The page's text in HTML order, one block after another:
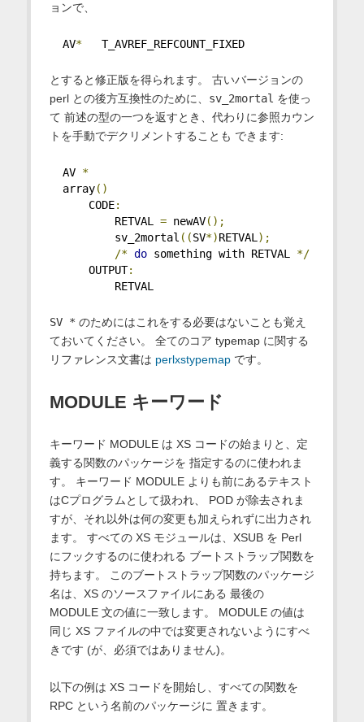
ョンで、
AV* T_AVREF_REFCOUNT_FIXED
とすると修正版を得られます。 古いバージョンの
perl との後方互換性のために、 sv_2mortal を使っ
て 前述の型の一つを返すとき、代わりに参照カウン
トを手動でデクリメントすることも できます:
AV *
array()
CODE:
RETVAL = newAV();
sv_2mortal ((SV*)RETVAL);
/* do something with RETVAL */
OUTPUT:
RETVAL
SV * のためにはこれをする必要はないことも覚え
ておいてください。 全てのコア typemap に関する
リファレンス文書は perlxstypemapです。
MODULE キーワード
キーワード MODULE は XS コードの始まりと、定
義する関数のパッケージを 指定するのに使われま
す。 キーワード MODULE よりも前にあるテキスト
はCプログラムとして扱われ、 POD が除去されま
すが、それ以外は何の変更も加えられずに出力され
ます。 すべての XS モジュールは、XSUB を Perl
にフックするのに使われる ブートストラップ関数を
持ちます。 このブートストラップ関数のパッケージ
名は、XS のソースファイルにある 最後の
MODULE 文の値に一致します。 MODULE の値は
同じ XS ファイルの中では変更されないようにすべ
きです (が、必須ではありません)。
以下の例は XS コードを開始し、すべての関数を
RPC という名前のパッケージに 置きます。